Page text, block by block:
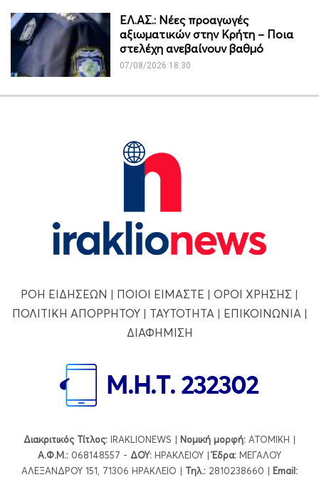
ΕΛ.ΑΣ.: Νέες προαγωγές
αξιωματικών στην Κρήτη – Ποια
στελέχη ανεβαίνουν βαθμό
07/08/2026 18:30
ΡΟΗ ΕΙΔΗΣΕΩΝ | ΠΟΙΟΙ ΕΙΜΑΣΤΕ | ΟΡΟΙ ΧΡΗΣΗΣ |
ΠΟΛΙΤΙΚΗ ΑΠΟΡΡΗΤΟΥ| ΤΑΥΤΟΤΗΤΑ | ΕΠΙΚΟΙΝΩΝΙΑ |
ΔΙΑΦΗΜΙΣΗ
Διακριτικός Τίτλος: IRAKLIONEWS | Νομική μορφή: ΑΤΟΜΙΚΗ |
Α.Φ.Μ.: 068148557 - ΔΟΥ: ΗΡΑΚΛΕΙΟΥ |Έδρα: ΜΕΓΑΛΟΥ
ΑΛΕΞΑΝΔΡΟΥ 151, 71306 ΗΡΑΚΛΕΙΟ | Τηλ.: 2810238660 | Εmail: